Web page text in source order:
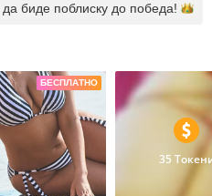
да биде поблиску до победа!
БЕСПЛАТНО
35